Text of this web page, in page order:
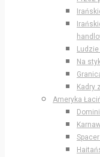
Na
Kadry
Ameryka